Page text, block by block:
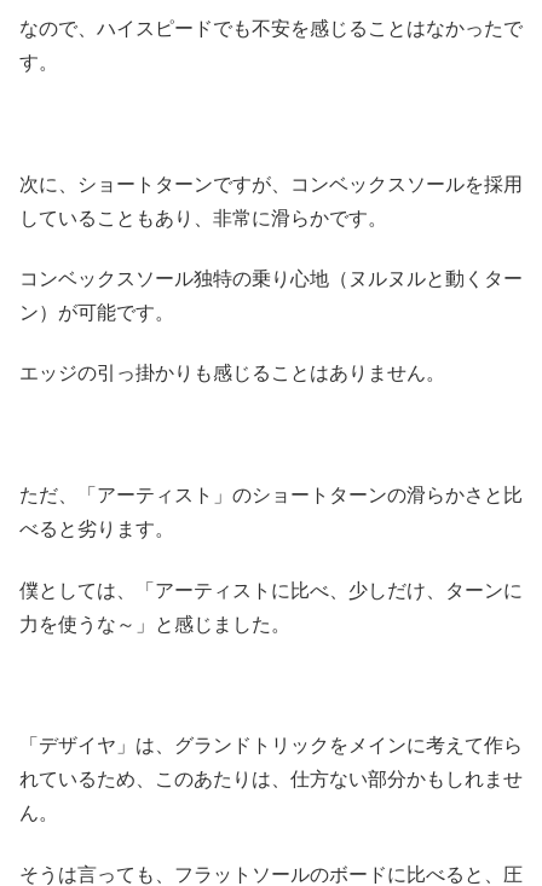
なので、ハイスピードでも不安を感じることはなかったで
す。
次に、ショートターンですが、コンベックスソールを採用
していることもあり、非常に滑らかです。
コンベックスソール独特の乗り心地（ヌルヌルと動くター
ン）が可能です。
エッジの引っ掛かりも感じることはありません。
ただ、「アーティスト」のショートターンの滑らかさと比
べると劣ります。
僕としては、「アーティストに比べ、少しだけ、ターンに
力を使うな～」と感じました。
「デザイヤ」は、グランドトリックをメインに考えて作ら
れているため、このあたりは、仕方ない部分かもしれませ
ん。
そうは言っても、フラットソールのボードに比べると、圧